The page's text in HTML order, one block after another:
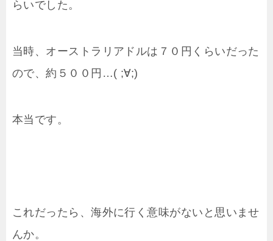
らいでした。
当時、オーストラリアドルは７０円くらいだった
ので、約５００円…( ;∀;)
本当です。
これだったら、海外に行く意味がないと思いませ
んか。